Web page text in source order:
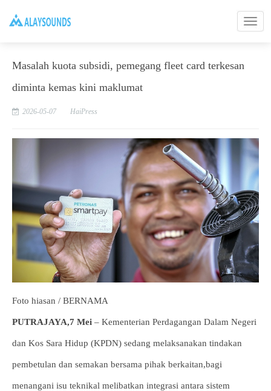
Masalah kuota subsidi, pemegang fleet card terkesan
diminta kemas kini maklumat
2026-05-07 HaiPress
Foto hiasan / BERNAMA
PUTRAJAYA,7 Mei – Kementerian Perdagangan Dalam Negeri
dan Kos Sara Hidup (KPDN) sedang melaksanakan tindakan
pembetulan dan semakan bersama pihak berkaitan,bagi
menangani isu teknikal melibatkan integrasi antara sistem